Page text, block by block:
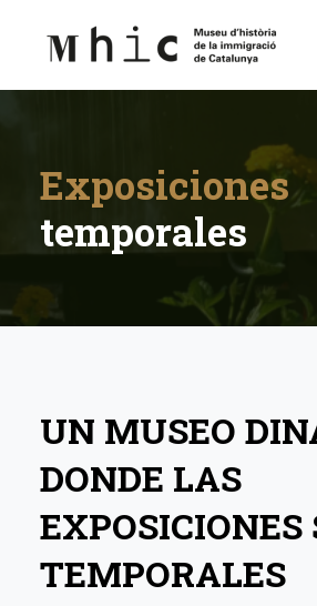
Museo
Visítanos
Espacio
Exposiciones
temporales
UN MUSEO
DONDE LAS
EXPOSICIONES
TEMPORALES